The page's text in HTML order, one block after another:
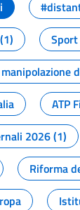
ATP
2026 (1)
Riforma